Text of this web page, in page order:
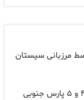
توسط مرزبانی سیستان